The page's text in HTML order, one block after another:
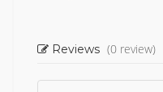
Reviews (0 review)